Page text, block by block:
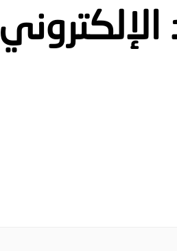
الإلكتروني